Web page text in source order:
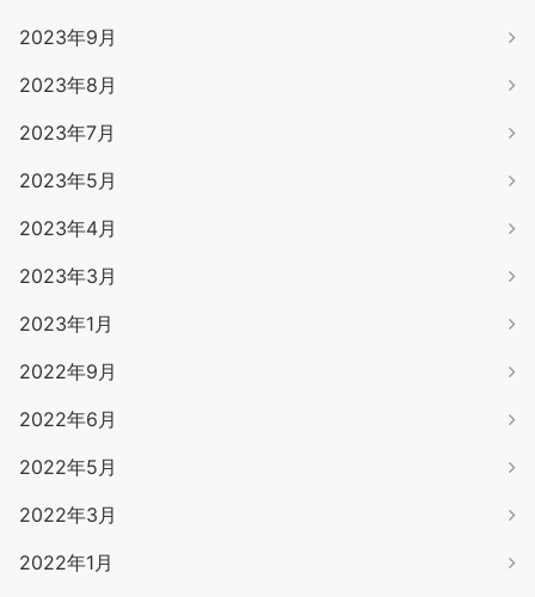
2023年9月
2023年8月
2023年7月
2023年5月
2023年4月
2023年3月
2023年1月
2022年9月
2022年6月
2022年5月
2022年3月
2022年1月